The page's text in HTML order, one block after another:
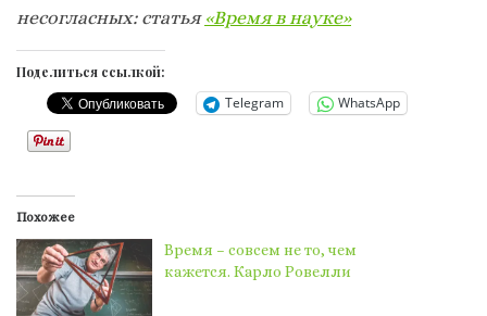
несогласных: статья «Время в науке»
Поделиться ссылкой:
Telegram WhatsApp
Похожее
Время – совсем не то, чем
кажется. Карло Ровелли